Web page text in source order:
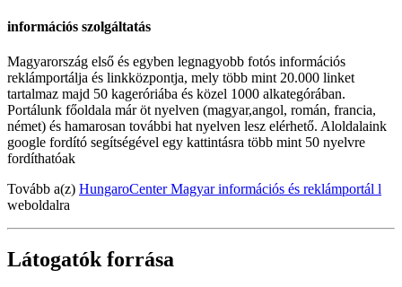
információs szolgáltatás
Magyarország első és egyben legnagyobb fotós információs
reklámportálja és linkközpontja, mely több mint 20.000 linket
tartalmaz majd 50 kageróriába és közel 1000 alkategórában.
Portálunk főoldala már öt nyelven (magyar,angol, román, francia,
német) és hamarosan további hat nyelven lesz elérhető. Aloldalaink
google fordító segítségével egy kattintásra több mint 50 nyelvre
fordíthatóak
Tovább a(z) HungaroCenter Magyar információs és reklámportál l
weboldalra
Látogatók forrása